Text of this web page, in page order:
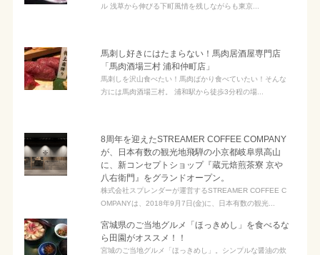
ル 浅草から伸びる下町風情を残しながらも東京...
馬刺し好きにはたまらない！馬肉居酒屋専門店
「馬肉酒場三村 浦和仲町店」
馬刺しを沢山食べたい！馬肉ばかり食べていたい！そんな
方には馬肉酒場三村。 浦和駅から徒歩3分程の場...
8周年を迎えたSTREAMER COFFEE COMPANY
が、日本有数の観光地飛騨の小京都岐阜県高山
に、新コンセプトショップ『蔵元焙煎茶寮 京や
八右衛門』をグランドオープン。
株式会社スプレンダーが運営するSTREAMER COFFEE C
OMPANYは、2018年9月7日(金)に、日本有数の観光...
宮城県のご当地グルメ「ほっきめし」を食べるな
ら田園がオススメ！！
宮城のご当地グルメ「ほっきめし」。シンプルな醤油の炊